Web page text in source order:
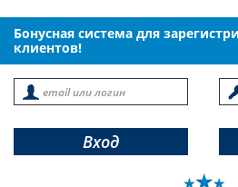
Бонусная система для
клиентов!
Вход